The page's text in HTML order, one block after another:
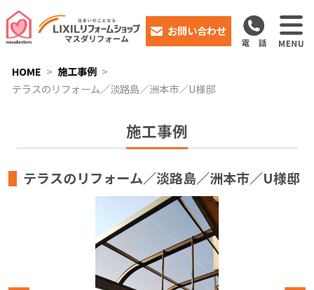
お問い合わせ
HOME
施工事例
テラスのリフォーム／淡路島／洲本市／U様邸
施工事例
テラスのリフォーム／淡路島／洲本市／U様邸